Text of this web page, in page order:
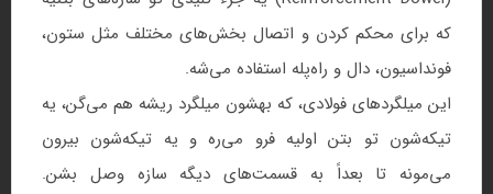
که برای محکم کردن و اتصال بخش‌های مختلف مثل ستون،
فونداسیون، دال و راه‌پله استفاده می‌شه.
این میلگردهای فولادی، که بهشون میلگرد ریشه هم می‌گن، یه
تیکه‌شون تو بتن اولیه فرو می‌ره و یه تیکه‌شون بیرون
می‌مونه تا بعداً به قسمت‌های دیگه سازه وصل بشن.